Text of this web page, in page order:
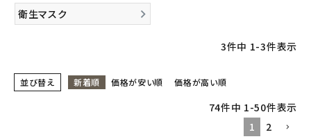
カテゴリーから探す
衛生用品
衛生マスク
3件中 1-3件表示
並び替え 新着順 価格が安い順 価格が高い順
74件中 1-50件表示
1
2